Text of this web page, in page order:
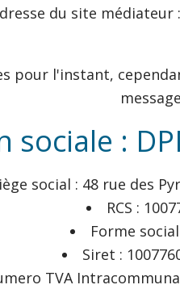
du site médiateur
pour l'instant,
message
sociale :
social : 48 rue des
RCS :
Forme
Siret :
TVA